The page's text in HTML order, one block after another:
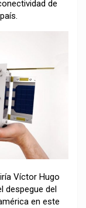
de
Víctor Hugo
despegue del
en este